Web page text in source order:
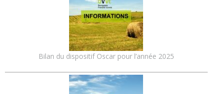
Bilan du dispositif Oscar pour l’année 2025